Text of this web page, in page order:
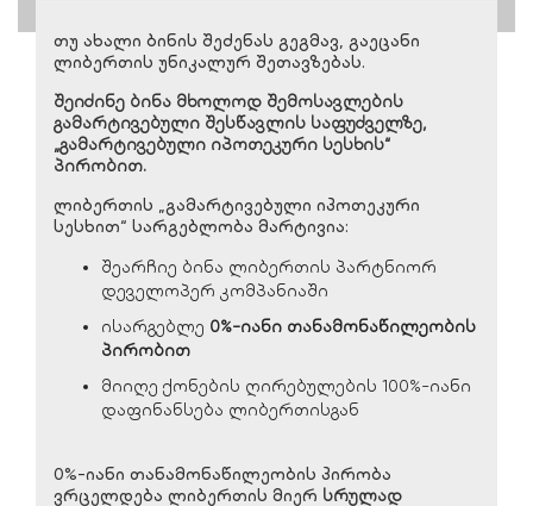
თუ ახალი ბინის შეძენას გეგმავ, გაეცანი
ლიბერთის უნიკალურ შეთავზებას.
შეიძინე ბინა მხოლოდ შემოსავლების
გამარტივებული შესწავლის საფუძველზე,
„გამარტივებული იპოთეკური სესხის“
პირობით.
ლიბერთის „გამარტივებული იპოთეკური
სესხით“ სარგებლობა მარტივია:
შეარჩიე ბინა ლიბერთის პარტნიორ
დეველოპერ კომპანიაში
ისარგებლე 0%-იანი თანამონაწილეობის
პირობით
მიიღე ქონების ღირებულების 100%-იანი
დაფინანსება ლიბერთისგან
0%-იანი თანამონაწილეობის პირობა
ვრცელდება ლიბერთის მიერ სრულად